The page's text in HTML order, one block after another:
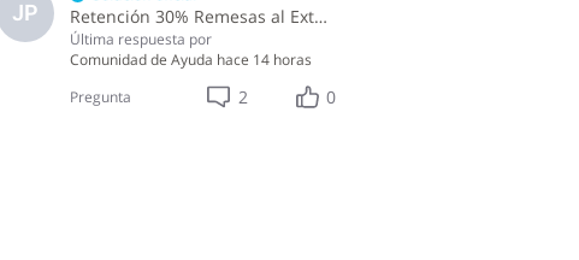
JP Retención 30% Remesas al Exterior IR-17
Última respuesta por
Comunidad de Ayuda hace 14 horas
Pregunta
2 0